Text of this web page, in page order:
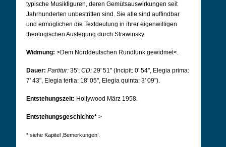
typische Musikfiguren, deren Gemütsauswirkungen seit
Jahrhunderten unbestritten sind. Sie alle sind auffindbar
und ermöglichen die Textdeutung in ihrer eigenwilligen
theologischen Auslegung durch Strawinsky.
Widmung: >Dem Norddeutschen Rundfunk gewidmet<.
Dauer: Partitur: 35'; CD: 29' 51" (Incipit: 0' 54", Elegia prima:
7' 43", Elegia tertia: 18' 05", Elegia quinta: 3' 09").
Entstehungszeit: Hollywood März 1958.
Entstehungsgeschichte* >
* siehe Kapitel ‚Bemerkungen’.